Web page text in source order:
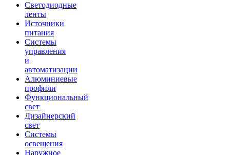
Светодиодные
ленты
Источники
питания
Системы
управления
и
автоматизации
Алюминиевые
профили
Функциональный
свет
Дизайнерский
свет
Системы
освещения
Наружное